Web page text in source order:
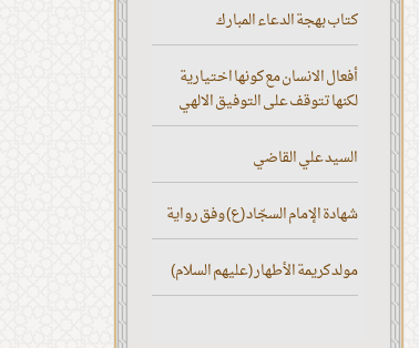
كتاب بهجة الدعاء المبارك
أفعال الانسان مع كونها اختيارية
لكنها تتوقف على التوفيق الالهي
السيد علي القاضي
شهادة الإمام السجّاد (ع) وفق رواية
مولد كريمة الأطهار (عليهم السلام)